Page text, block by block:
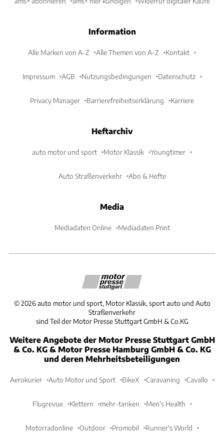
Information
Alle Marken von A-Z Alle Themen von A-Z Kontakt
Impressum AGB Nutzungsbedingungen Datenschutz
Privacy Manager Barrierefreiheitserklärung Karriere
Heftarchiv
auto motor und sport Motor Klassik Youngtimer
Auto Straßenverkehr Abo & Hefte
Media
Mediadaten Online Mediadaten Print
©2026 auto motor und sport, Motor Klassik, sport auto und Auto
Straßenverkehr
sind Teil der Motor Presse Stuttgart GmbH & Co.KG
Weitere Angebote der Motor Presse Stuttgart GmbH
& Co. KG & Motor Presse Hamburg GmbH & Co. KG
und deren Mehrheitsbeteiligungen
Aerokurier Auto Motor und Sport BikeX Caravaning Cavallo
Flugrevue Klettern mehr-tanken Men's Health
Motorradonline Outdoor Promobil Runner's World